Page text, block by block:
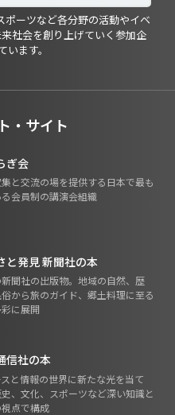
ーツなど各分野の活動やイベ
社会を創り上げていく参加企
います。
・サイト
ぎ会
と交流の場を提供する日本で最も
会員制の講演会組織
と発見 新聞社の本
聞社の出版物。地域の自然、歴
から旅のガイド、郷土料理に至る
に展開
信社の本
と情報の世界に新たな光を当て
、文化、スポーツなど深い知識と
点で構成